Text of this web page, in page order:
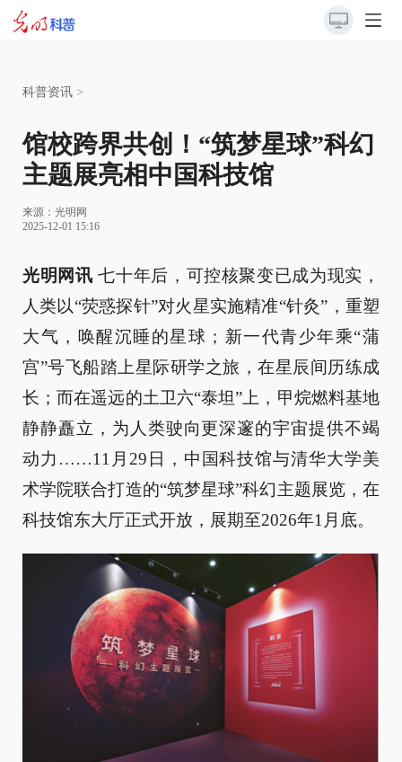
科普资讯 >
馆校跨界共创！“筑梦星球”科幻
主题展亮相中国科技馆
来源： 光明网
2025-12-01 15:16
光明网讯 七十年后，可控核聚变已成为现实，
人类以“荧惑探针”对火星实施精准“针灸”，重塑
大气，唤醒沉睡的星球；新一代青少年乘“蒲
宫”号飞船踏上星际研学之旅，在星辰间历练成
长；而在遥远的土卫六“泰坦”上，甲烷燃料基地
静静矗立，为人类驶向更深邃的宇宙提供不竭
动力……11月29日，中国科技馆与清华大学美
术学院联合打造的“筑梦星球”科幻主题展览，在
科技馆东大厅正式开放，展期至2026年1月底。